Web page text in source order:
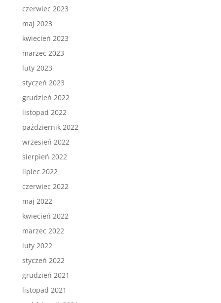
czerwiec 2023
maj 2023
kwiecień 2023
marzec 2023
luty 2023
styczeń 2023
grudzień 2022
listopad 2022
październik 2022
wrzesień 2022
sierpień 2022
lipiec 2022
czerwiec 2022
maj 2022
kwiecień 2022
marzec 2022
luty 2022
styczeń 2022
grudzień 2021
listopad 2021